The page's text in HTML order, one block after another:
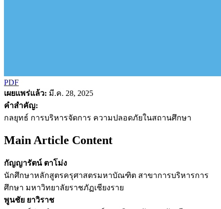
PDF
เผยแพร่แล้ว: มี.ค. 28, 2025
คำสำคัญ:
กลยุทธ์ การบริหารจัดการ ความปลอดภัยในสถานศึกษา
Main Article Content
กัญญารัตน์ ตาโม่ง
นักศึกษาหลักสูตรครุศาสตรมหาบัณฑิต สาขาการบริหารการ
ศึกษา มหาวิทยาลัยราชภัฏเชียงราย
พูนชัย ยาวิราช